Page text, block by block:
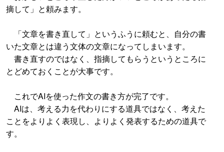
摘して」と頼みます。
「文章を書き直して」というふうに頼むと、自分の書
いた文章とは違う文体の文章になってしまいます。
書き直すのではなく、指摘してもらうというところに
とどめておくことが大事です。
これでAIを使った作文の書き方が完了です。
AIは、考える力を代わりにする道具ではなく、考えた
ことをよりよく表現し、よりよく発表するための道具で
す。